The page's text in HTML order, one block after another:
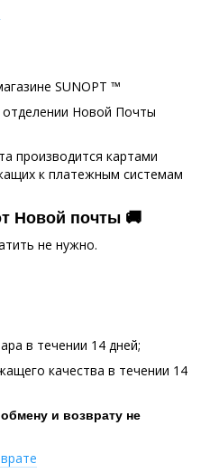
SUNOPT ™
Новой Почты
производится картами
к платежным системам
Новой почты 🚚
не нужно.
в течении 14 дней;
качества в течении 14
и возврату не